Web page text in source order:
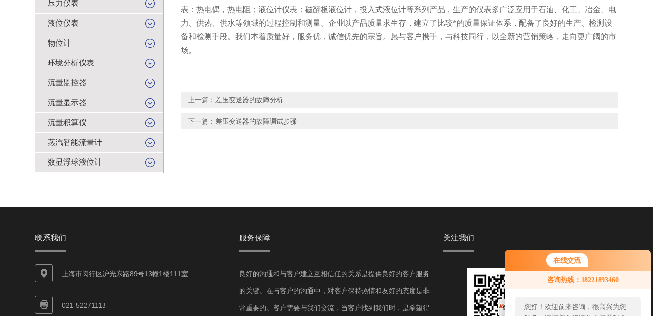
在线交流
咨询热线：18221893460
您好！欢迎前来咨询，很高兴为您
压力仪表
液位仪表
物位计
环境分析仪表
流量监控器
流量显示器
流量积算仪
蒸汽智能流量计
数显浮球液位计
表：热电偶，热电阻；液位计仪表：磁翻板液位计，投入式液位计等系列产品，生产的仪表多广泛应用于石油、化工、冶金、电
力、供热、供水等领域的过程控制和测量。企业以产品质量求生存，建立了比较*的质量保证体系，配备了良好的生产、检测设
备和检测手段。我们本着质量好，服务优，诚信优先的宗旨。愿与客户携手，与科技同行，以全新的营销策略，走向更广阔的市
场。
上一篇： 差压变送器的故障分析
下一篇： 差压变送器的故障调试步骤
联系我们
上海市闵行区沪光东路89号13幢1楼111室
021-52271113
服务保障
良好的沟通和与客户建立互相信任的关系是提供良好的客户服务
的关键。在与客户的沟通中，对客户保持热情和友好的态度是非
常重要的。客户需要与我们交流，当客户找到我们时，是希望得
关注我们